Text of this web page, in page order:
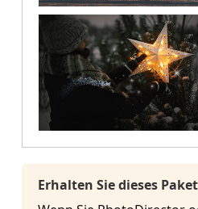
Erhalten Sie dieses